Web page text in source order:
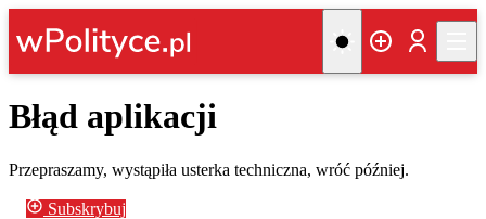
Błąd aplikacji
Przepraszamy, wystąpiła usterka techniczna, wróć później.
Subskrybuj